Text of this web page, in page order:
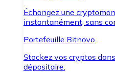
Échangez une
instantanément, sans
Portefeuille Bitnovo
Stockez vos cryptos
dépositaire.